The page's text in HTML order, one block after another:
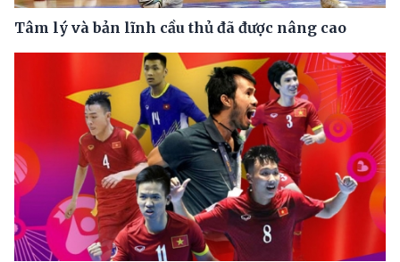
Tâm lý và bản lĩnh cầu thủ đã được nâng cao